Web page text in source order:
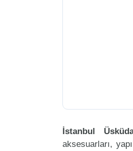
İstanbul
aksesuarları,